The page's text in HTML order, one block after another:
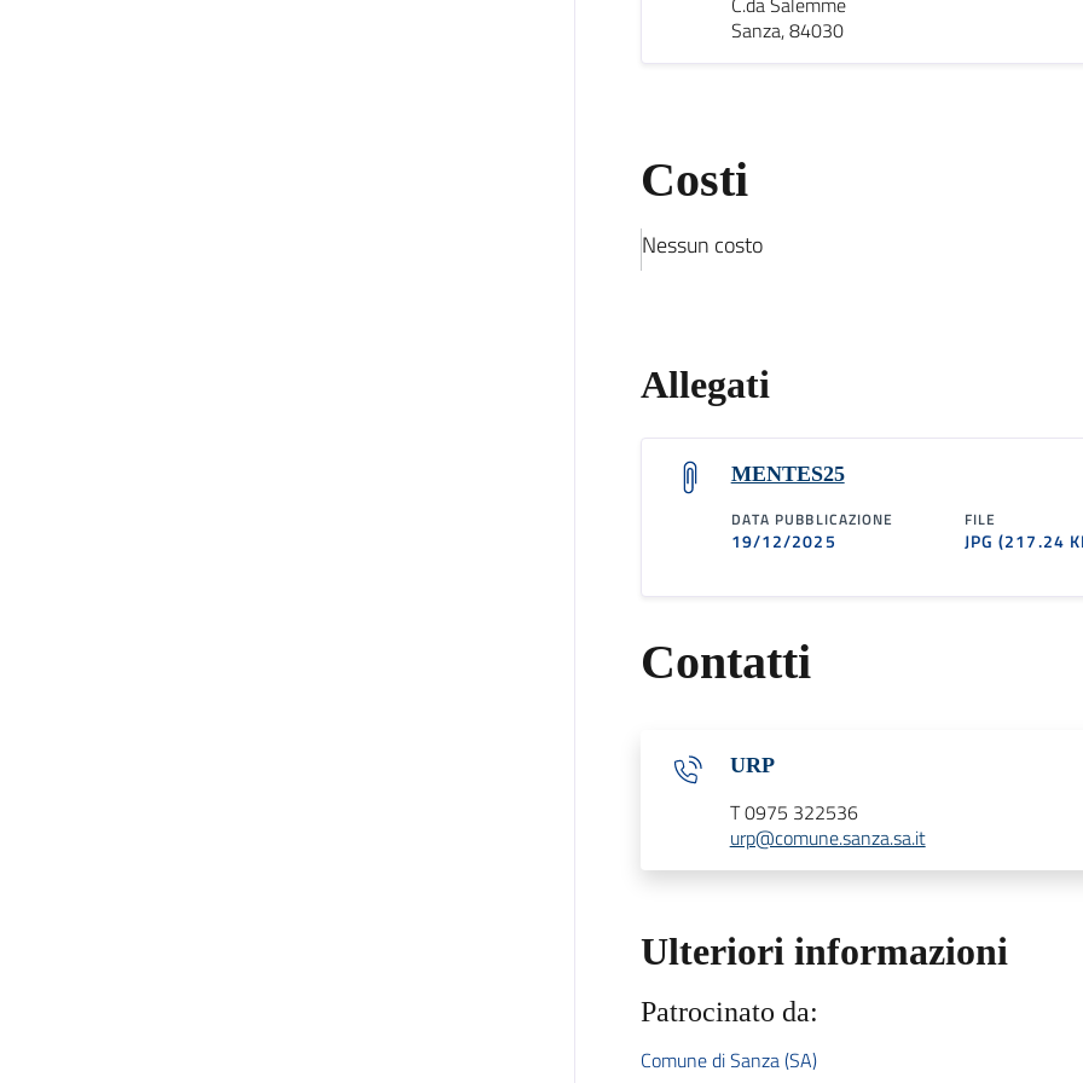
Sanza, 84030
Costi
Nessun costo
Allegati
MENTES25
DATA PUBBLICAZIONE
19/12/2025
FILE
JPG(217.24
Contatti
URP
T 0975 322536
urp@comune.sanza.sa.it
Ulteriori informazioni
Patrocinato da:
Comune di Sanza (SA)